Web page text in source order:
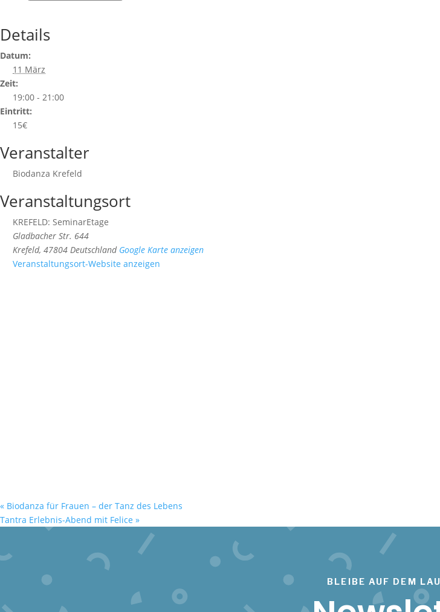
Details
Datum:
11 März
Zeit:
19:00 - 21:00
Eintritt:
15€
Veranstalter
Biodanza Krefeld
Veranstaltungsort
KREFELD: SeminarEtage
Gladbacher Str. 644
Krefeld, 47804 Deutschland Google Karte anzeigen
Veranstaltungsort-Website anzeigen
« Biodanza für Frauen – der Tanz des Lebens
Tantra Erlebnis-Abend mit Felice »
BLEIBE AUF DEM